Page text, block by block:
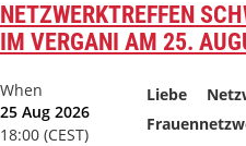
NETZWERKTREFFEN
IM VERGANI AM 25.
When
25 Aug 2026
18:00 (CEST)
Liebe